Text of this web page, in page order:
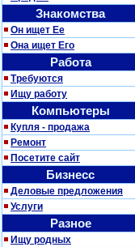
Знакомства
Он ищет Ее
Она ищет Его
Работа
Требуются
Ищу работу
Компьютеры
Купля - продажа
Ремонт
Посетите сайт
Бизнесс
Деловые предложения
Услуги
Разное
Ищу родных